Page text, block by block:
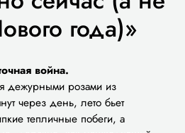
года)»
война.
дежурными розами из
через день, лето бьет
тепличные побеги, а